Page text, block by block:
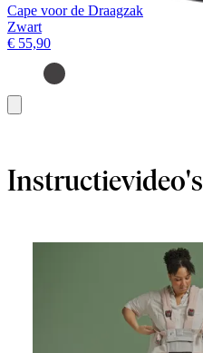
Cape voor de Draagzak
Zwart
€ 55,90
Instructievideo's